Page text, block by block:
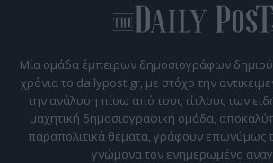
Μία ομάδα έμπειρων δημοσιογράφων
χρόνια το dailypost.gr, με στόχο την
την ανάλυση πίσω από τους τίτλους των
μαχητική δημοσιογραφική ομάδα,
παραπολιτικά θέματα, γράφουν επωνύμως
γνώμονα τον ενημερωμένο